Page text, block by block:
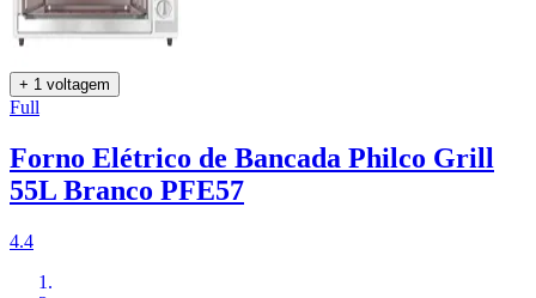
+ 1 voltagem
Full
Forno Elétrico de Bancada Philco Grill
55L Branco PFE57
4.4